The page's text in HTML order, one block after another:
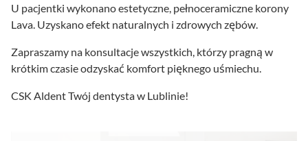
U pacjentki wykonano estetyczne, pełnoceramiczne korony
Lava. Uzyskano efekt naturalnych i zdrowych zębów.
Zapraszamy na konsultacje wszystkich, którzy pragną w
krótkim czasie odzyskać komfort pięknego uśmiechu.
CSK Aldent Twój dentysta w Lublinie!